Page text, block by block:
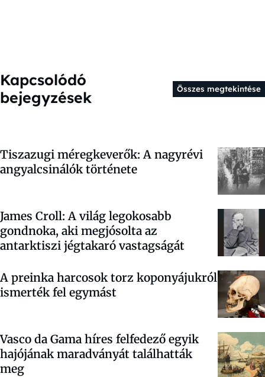
Kapcsolódó
bejegyzések
Összes megtekintése
Tiszazugi méregkeverők: A nagyrévi
angyalcsinálók története
James Croll: A világ legokosabb
gondnoka, aki megjósolta az
antarktiszi jégtakaró vastagságát
A preinka harcosok torz koponyájukról
ismerték fel egymást
Vasco da Gama híres felfedező egyik
hajójának maradványát találhatták
meg